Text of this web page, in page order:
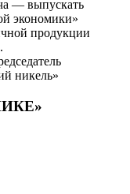
— выпускать
экономики»
продукции
никель»